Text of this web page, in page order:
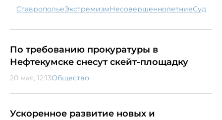
Ставрополье экстремизм несовершеннолетние суд
По требованию прокуратуры в
Нефтекумске снесут скейт-площадку
20 мая, 12:13Общество
Ускоренное развитие новых и